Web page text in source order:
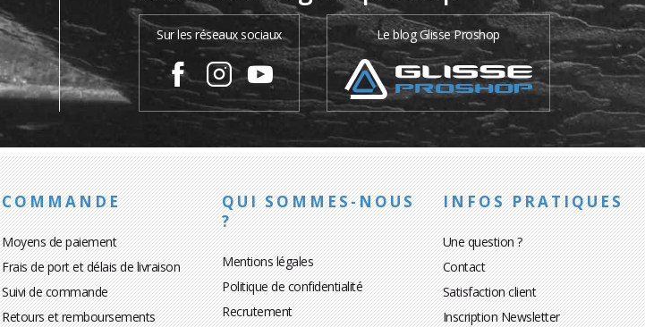
Sur les réseaux sociaux Le blog Glisse Proshop
COMMANDE
Moyens de paiement
Frais de port et délais de livraison
Suivi de commande
Retours et remboursements
QUI SOMMES-NOUS
?
Mentions légales
Politique de confidentialité
Recrutement
INFOS PRATIQUES
Une question ?
Contact
Satisfaction client
Inscription Newsletter